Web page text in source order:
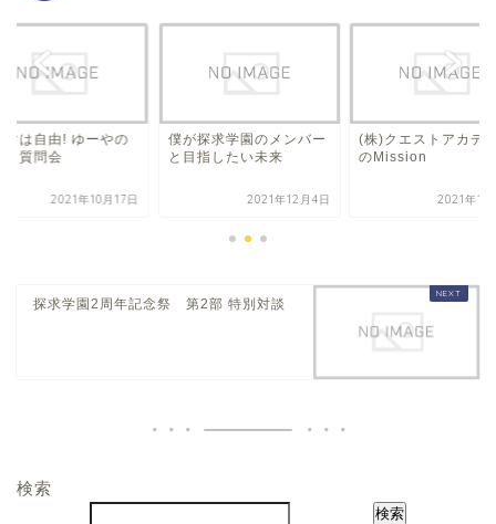
マは自由! ゆーやの
も質問会
2021年10月17日
僕が探求学園のメンバー
と目指したい未来
2021年12月4日
(株)クエストアカデ
のMission
2021年12
探求学園2周年記念祭 第2部 特別対談
検索
検索